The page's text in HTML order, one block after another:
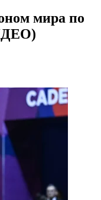
мира по